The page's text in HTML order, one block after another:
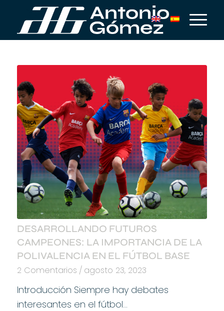
DESARROLLANDO FUTUROS
CAMPEONES: LA IMPORTANCIA DE LA
POLIVALENCIA EN EL FÚTBOL BASE
2 Comentarios / agosto 23, 2023
Introducción Siempre hay debates
interesantes en el fútbol…